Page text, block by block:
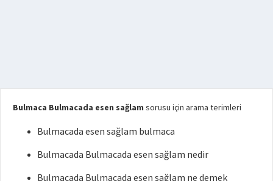
Bulmaca Bulmacada esen sağlam sorusu için arama terimleri
Bulmacada esen sağlam bulmaca
Bulmacada Bulmacada esen sağlam nedir
Bulmacada Bulmacada esen sağlam ne demek